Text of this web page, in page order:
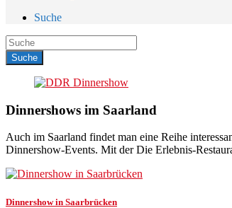
Suche
Dinnershows im Saarland
Auch im Saarland findet man eine Reihe
Dinnershow-Events. Mit der Die Erlebnis-
Dinnershow in Saarbrücken